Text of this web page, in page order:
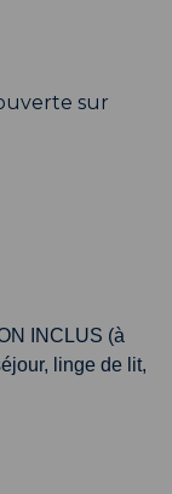
sur
INCLUS (à
linge de lit,